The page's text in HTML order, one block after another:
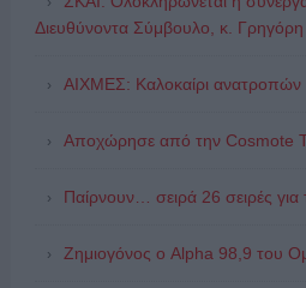
Διευθύνοντα Σύμβουλο, κ.
ΑΙΧΜΕΣ: Καλοκαίρι ανατροπών
Αποχώρησε από την Cosmote
Παίρνουν… σειρά 26 σειρές
Ζημιογόνος ο Alpha 98,9 του